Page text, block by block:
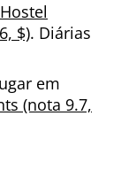
Hostel
$). Diárias
em
(nota 9.7,